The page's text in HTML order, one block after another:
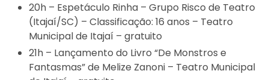
20h – Espetáculo Rinha – Grupo Risco de Teatro
(Itajaí/SC) – Classificação: 16 anos – Teatro
Municipal de Itajaí – gratuito
21h – Lançamento do Livro “De Monstros e
Fantasmas” de Melize Zanoni – Teatro Municipal